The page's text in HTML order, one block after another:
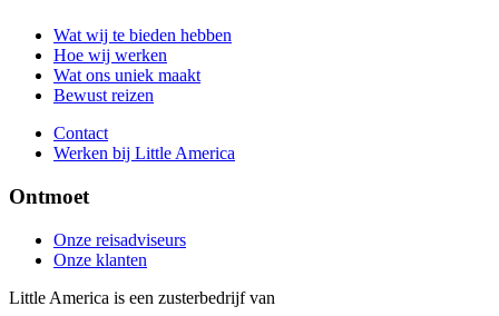
Werken bij Little America
Wat wij te bieden hebben
Hoe wij werken
Wat ons uniek maakt
Bewust reizen
Contact
Werken bij Little America
Ontmoet
Onze reisadviseurs
Onze klanten
Little America is een zusterbedrijf van